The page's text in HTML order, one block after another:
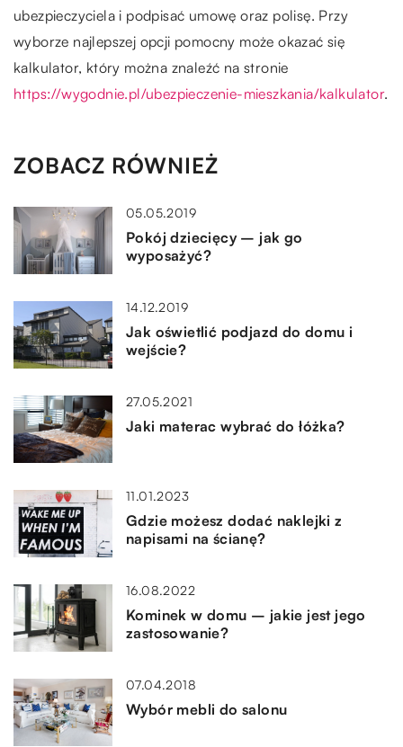
ubezpieczyciela i podpisać umowę oraz polisę. Przy
wyborze najlepszej opcji pomocny może okazać się
kalkulator, który można znaleźć na stronie
https://wygodnie.pl/ubezpieczenie-mieszkania/kalkulator.
ZOBACZ RÓWNIEŻ
05.05.2019
Pokój dziecięcy – jak go
wyposażyć?
14.12.2019
Jak oświetlić podjazd do domu i
wejście?
27.05.2021
Jaki materac wybrać do łóżka?
11.01.2023
Gdzie możesz dodać naklejki z
napisami na ścianę?
16.08.2022
Kominek w domu – jakie jest jego
zastosowanie?
07.04.2018
Wybór mebli do salonu